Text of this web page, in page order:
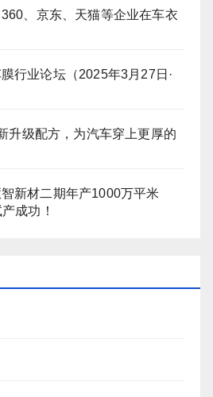
、京东、天猫等企业在车衣
行业论坛（2025年3月27日·
升级配方，为汽车穿上更厚的
新材二期年产1000万平米
成功！